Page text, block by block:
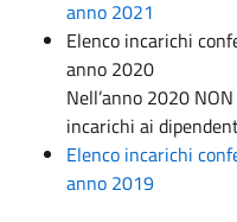
anno 2021
Elenco incarichi
anno 2020
Nell’anno 2020
incarichi ai
Elenco incarichi
anno 2019